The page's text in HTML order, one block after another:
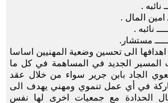
نائبه .
امين المال .
نائبه .
مستشار.
الى تحسين وضعية المهنيين اساسا
المسير الجديد في المساهمة في كل ما
الجاد بابن جرير سواء من خلال عقد
في أي عمل تنموي ومهني يهدف الى
الحدادة مع جمعيات اخرى لها نفس